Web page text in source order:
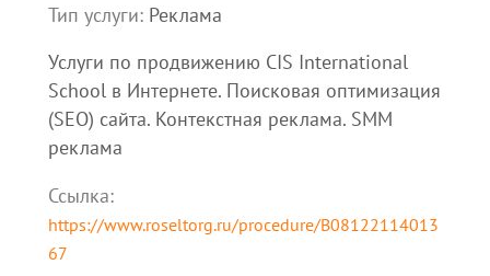
Тип услуги: Реклама
Услуги по продвижению CIS International
School в Интернете. Поисковая оптимизация
(SEO) сайта. Контекстная реклама. SMM
реклама
Ссылка:
https://www.roseltorg.ru/procedure/B08122114013
67